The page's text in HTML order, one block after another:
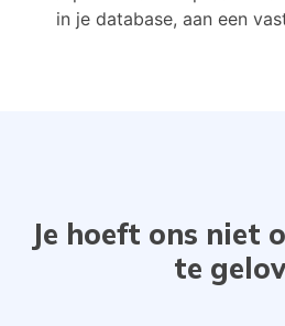
in je database, aan een
Je hoeft ons niet
te